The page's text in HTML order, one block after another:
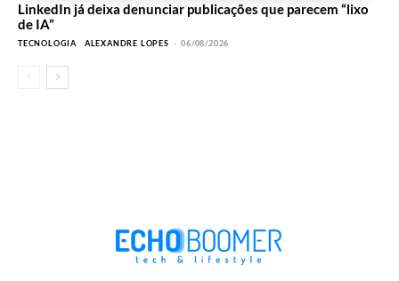
LinkedIn já deixa denunciar publicações que parecem “lixo
de IA”
TECNOLOGIA ALEXANDRE LOPES - 06/08/2026